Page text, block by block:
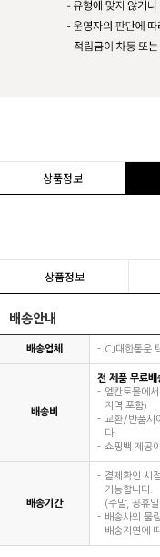
상품정보
상품정보
배송안내
배송업체 CJ대한통운
배송비
전 제품 무료배
엘칸토몰에
지역 포함)
교환/반품시
다.
쇼핑백 제공
배송기간
결제확인 시
가능합니다.
(주말, 공휴
배송사의 물
배송지연에